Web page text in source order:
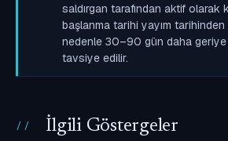
saldırgan tarafından aktif olarak
başlanma tarihi yayım
nedenle 30–90 gün daha
tavsiye edilir.
İlgili Göstergeler